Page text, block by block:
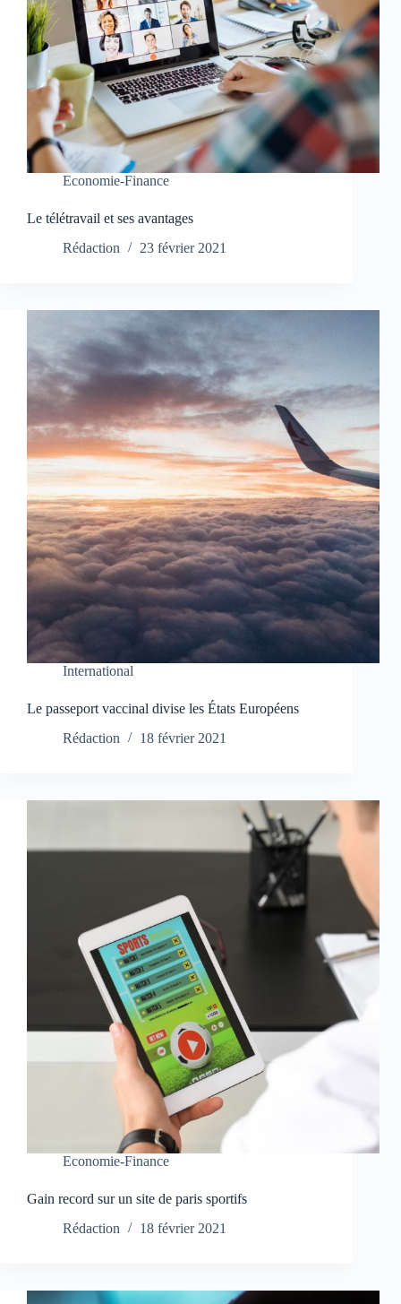
Economie-Finance
Le télétravail et ses avantages
Rédaction
23 février 2021
International
Le passeport vaccinal divise les États Européens
Rédaction
18 février 2021
Economie-Finance
Gain record sur un site de paris sportifs
Rédaction
18 février 2021